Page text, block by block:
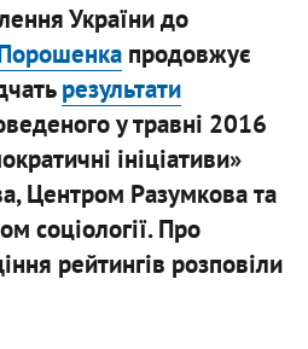
України до
продовжує
результати
у травні 2016
ініціативи»
Центром Разумкова та
соціології. Про
рейтингів розповіли